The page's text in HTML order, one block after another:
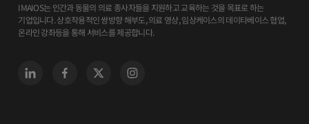
IMAIOS는 인간과 동물의 의료 종사자들을 지원하고 교육하는 것을 목표로 하는
기업입니다. 상호작용적인 쌍방향 해부도, 의료 영상, 임상케이스의 데이타베이스 협업,
온라인 강좌등을 통해 서비스를 제공합니다.